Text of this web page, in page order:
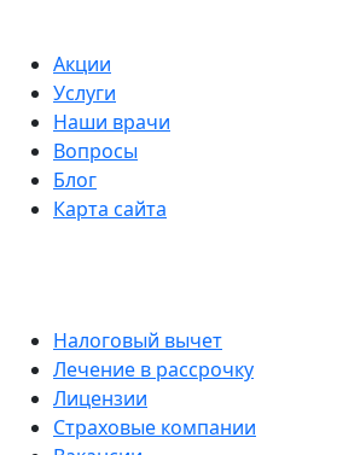
Акции
Услуги
Наши врачи
Вопросы
Блог
Карта сайта
Налоговый вычет
Лечение в рассрочку
Лицензии
Страховые компании